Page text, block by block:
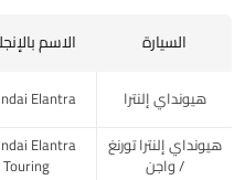
السيارة الاسم
هيونداي إلنترا Elantra
هيونداي إلنترا تورنغ
/ واجن
Elantra
Touring